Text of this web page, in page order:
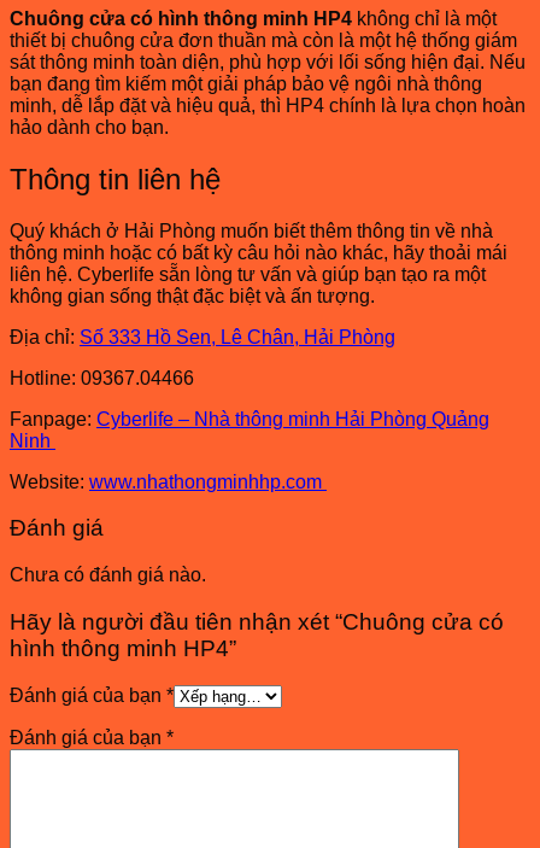
Chuông cửa có hình thông minh HP4 không chỉ là một
thiết bị chuông cửa đơn thuần mà còn là một hệ thống giám
sát thông minh toàn diện, phù hợp với lối sống hiện đại. Nếu
bạn đang tìm kiếm một giải pháp bảo vệ ngôi nhà thông
minh, dễ lắp đặt và hiệu quả, thì HP4 chính là lựa chọn hoàn
hảo dành cho bạn.
Thông tin liên hệ
Quý khách ở Hải Phòng muốn biết thêm thông tin về nhà
thông minh hoặc có bất kỳ câu hỏi nào khác, hãy thoải mái
liên hệ. Cyberlife sẵn lòng tư vấn và giúp bạn tạo ra một
không gian sống thật đặc biệt và ấn tượng.
Địa chỉ: Số 333 Hồ Sen, Lê Chân, Hải Phòng
Hotline: 09367.04466
Fanpage: Cyberlife – Nhà thông minh Hải Phòng Quảng
Ninh
Website: www.nhathongminhhp.com
Đánh giá
Chưa có đánh giá nào.
Hãy là người đầu tiên nhận xét “Chuông cửa có
hình thông minh HP4”
Đánh giá của bạn *
Đánh giá của bạn *